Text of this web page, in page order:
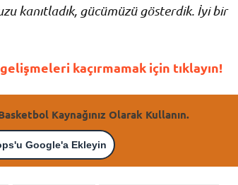
kanıtladık, gücümüzü gösterdik. İyi bir
kaçırmamak için tıklayın!
Kaynağınız Olarak Kullanın.
Google'a Ekleyin